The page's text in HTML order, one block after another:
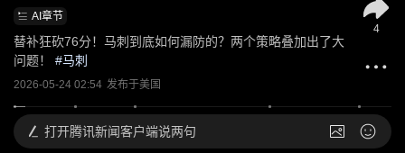
AI章节
替补狂砍76分！马刺到底如何漏防的？两个策略叠加出了大
问题！
#马刺
2026-05-24 02:54 发布于美国
4
打开腾讯新闻客户端说两句